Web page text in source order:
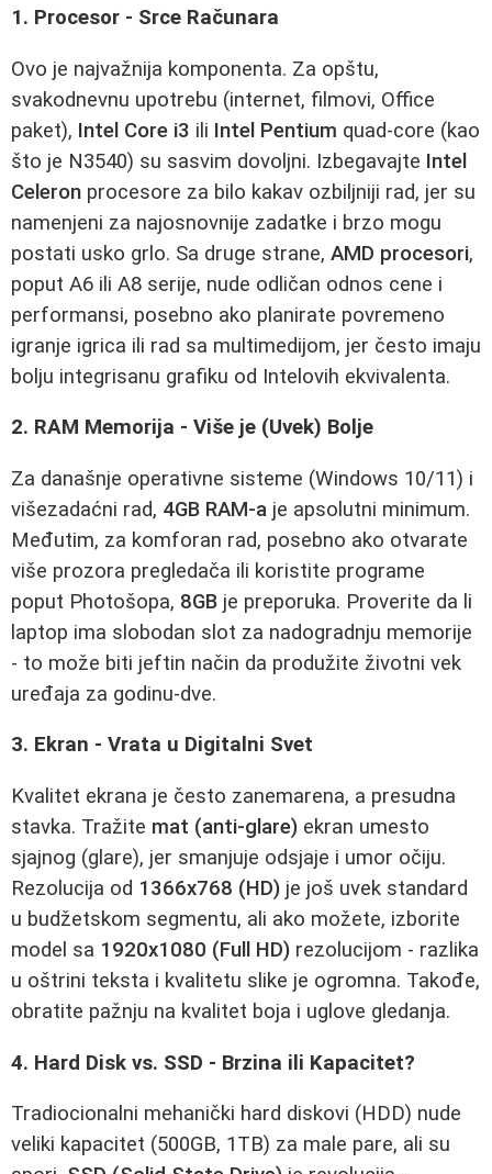
1. Procesor - Srce Računara
Ovo je najvažnija komponenta. Za opštu,
svakodnevnu upotrebu (internet, filmovi, Office
paket), Intel Core i3 ili Intel Pentium quad-core (kao
što je N3540) su sasvim dovoljni. Izbegavajte Intel
Celeron procesore za bilo kakav ozbiljniji rad, jer su
namenjeni za najosnovnije zadatke i brzo mogu
postati usko grlo. Sa druge strane, AMD procesori,
poput A6 ili A8 serije, nude odličan odnos cene i
performansi, posebno ako planirate povremeno
igranje igrica ili rad sa multimedijom, jer često imaju
bolju integrisanu grafiku od Intelovih ekvivalenta.
2. RAM Memorija - Više je (Uvek) Bolje
Za današnje operativne sisteme (Windows 10/11) i
višezadaćni rad, 4GB RAM-a je apsolutni minimum.
Međutim, za komforan rad, posebno ako otvarate
više prozora pregledača ili koristite programe
poput Photošopa, 8GB je preporuka. Proverite da li
laptop ima slobodan slot za nadogradnju memorije
- to može biti jeftin način da produžite životni vek
uređaja za godinu-dve.
3. Ekran - Vrata u Digitalni Svet
Kvalitet ekrana je često zanemarena, a presudna
stavka. Tražite mat (anti-glare) ekran umesto
sjajnog (glare), jer smanjuje odsjaje i umor očiju.
Rezolucija od 1366x768 (HD) je još uvek standard
u budžetskom segmentu, ali ako možete, izborite
model sa 1920x1080 (Full HD) rezolucijom - razlika
u oštrini teksta i kvalitetu slike je ogromna. Takođe,
obratite pažnju na kvalitet boja i uglove gledanja.
4. Hard Disk vs. SSD - Brzina ili Kapacitet?
Tradiocionalni mehanički hard diskovi (HDD) nude
veliki kapacitet (500GB, 1TB) za male pare, ali su